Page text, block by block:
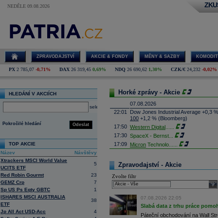
NEDĚLE 09.08.2026
ZPRAVODAJSTVÍ AKCIE & FONDY MĚNY & SAZBY
PX 2 785,07 -0,71% DAX 26 319,45 0,69% NDQ 26 690,62 1,30% CZK/€ 24,232 -0,02%
HLEDÁNÍ V AKCIÍCH
select
Odeslat
Pokročilé hledání
TOP AKCIE
Název
Návštěvy
Xtrackers MSCI World Value
UCITS ETF
5
Red Robin Gourmt
23
GEMZ Crp
7
Sp US Ps Eqty GBTC
1
ISHARES MSCI AUSTRALIA
ETF
38
Jp All Act USD-Acc
4
Horké zprávy - Akcie
07.08.2026
22:01
Dow Jones Industrial Average +0,3
100 +1,2 % (Bloomberg)
17:50 Western Digital
17:30 SpaceX - Bernst
17:09 Micron Technolo
16:26
Objem obchodů s akciemi na
obchodů za poslední rok je 0,665
16:23 Zvýšení výroby balistických střel
nějakou dobu potrvá. Agentuře
Armin Papperger. Společná výroba
doplnit arzenál Spojeným státům,
(ČTK)
16:07 Conocophillips
Zpravodajství - Akcie
Zvolte filtr
07.08.2026 22:05
Slabá data z trhu práce
Páteční obchodování na Wall